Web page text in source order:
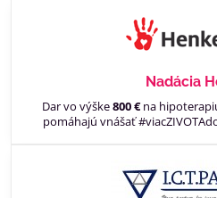
Nadácia
Dar vo výške800 €na
pomáhajú vnášať